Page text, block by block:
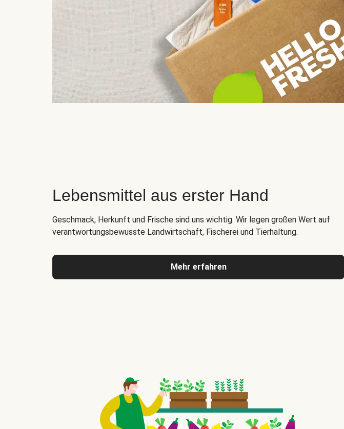
Lebensmittel aus erster Hand
Geschmack, Herkunft und Frische sind uns wichtig. Wir legen großen Wert auf
verantwortungsbewusste Landwirtschaft, Fischerei und Tierhaltung.
Mehr erfahren